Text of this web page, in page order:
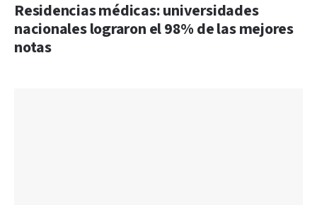
Residencias médicas: universidades
nacionales lograron el 98% de las mejores
notas